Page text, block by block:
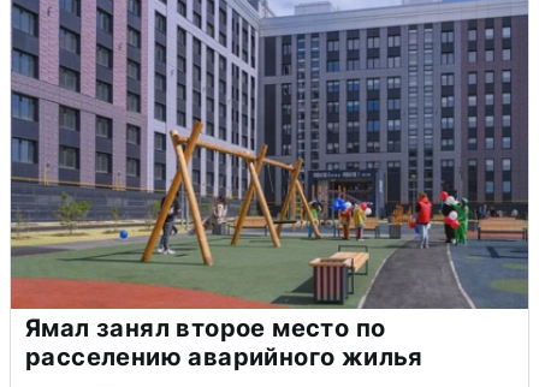
Ямал занял второе место по
расселению аварийного жилья